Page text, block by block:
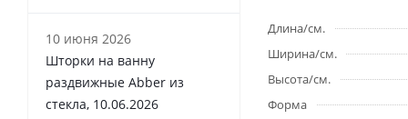
Длина/см.
Ширина/см.
Высота/см.
Форма
10 июня 2026
Шторки на ванну
раздвижные Abber из
стекла, 10.06.2026